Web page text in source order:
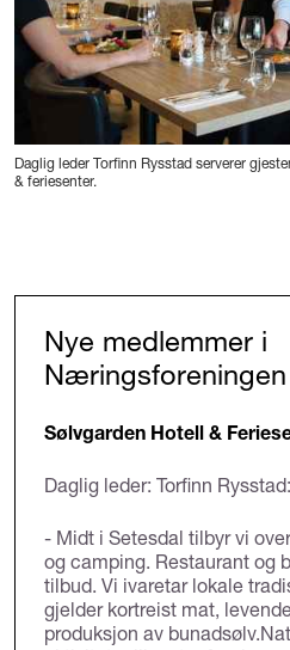
Daglig leder Torfinn Rysstad serverer
& feriesenter.
Nye medlemmer i
Næringsforeningen
Sølvgarden Hotell &
Daglig leder: Torfinn Rysstad:
- Midt i Setesdal tilbyr vi
og camping. Restaurant og
tilbud. Vi ivaretar lokale
gjelder kortreist mat,
produksjon av